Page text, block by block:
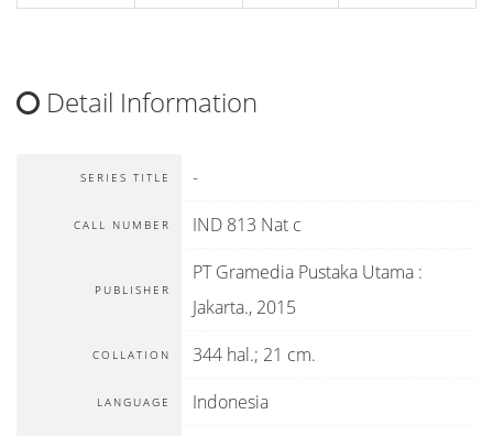
Detail Information
SERIES TITLE -
CALL NUMBER IND 813 Nat c
PUBLISHER
PT Gramedia Pustaka Utama :
Jakarta., 2015
COLLATION 344 hal.; 21 cm.
LANGUAGE Indonesia